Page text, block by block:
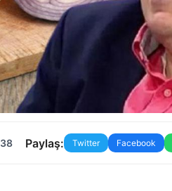
Paylaş: Twitter Facebook